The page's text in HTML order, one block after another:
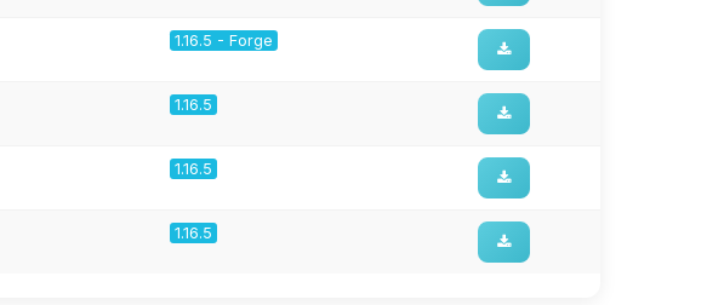
1.16.5 - Forge
1.16.5
1.16.5
1.16.5